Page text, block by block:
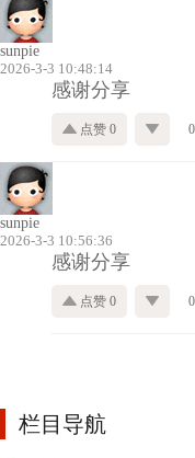
sunpie
2026-3-3 10:48:14
感谢分享
点赞 0 0
sunpie
2026-3-3 10:56:36
感谢分享
点赞 0 0
栏目导航